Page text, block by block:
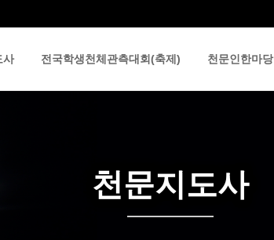
사 전국학생천체관측대회(축제) 천문인한마당
천문지도사